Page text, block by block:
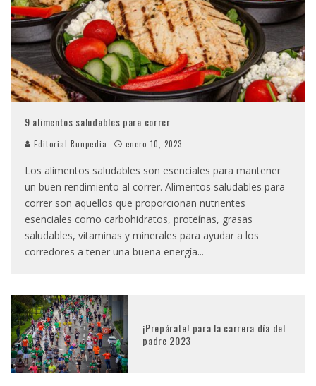
9 alimentos saludables para correr
Editorial Runpedia enero 10, 2023
Los alimentos saludables son esenciales para mantener
un buen rendimiento al correr. Alimentos saludables para
correr son aquellos que proporcionan nutrientes
esenciales como carbohidratos, proteínas, grasas
saludables, vitaminas y minerales para ayudar a los
corredores a tener una buena energía...
¡Prepárate! para la carrera día del
padre 2023